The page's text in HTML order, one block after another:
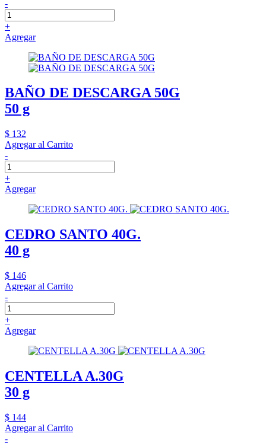
-
+
Agregar
BAÑO DE DESCARGA 50G
50 g
$ 132
Agregar al Carrito
-
+
Agregar
CEDRO SANTO 40G.
40 g
$ 146
Agregar al Carrito
-
+
Agregar
CENTELLA A.30G
30 g
$ 144
Agregar al Carrito
-